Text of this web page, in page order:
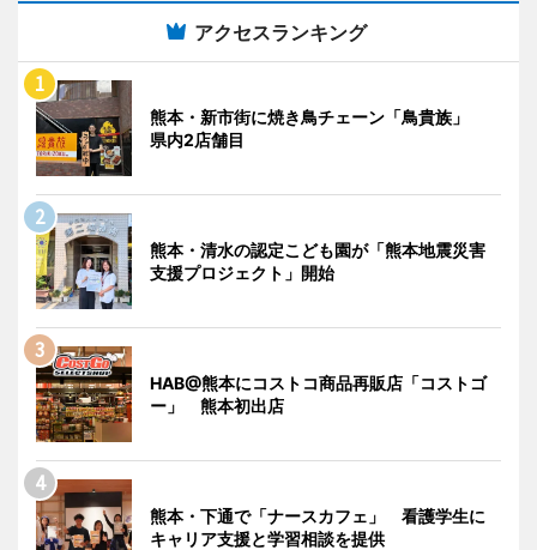
アクセスランキング
熊本・新市街に焼き鳥チェーン「鳥貴族」
県内2店舗目
熊本・清水の認定こども園が「熊本地震災害
支援プロジェクト」開始
HAB@熊本にコストコ商品再販店「コストゴ
ー」 熊本初出店
熊本・下通で「ナースカフェ」 看護学生に
キャリア支援と学習相談を提供